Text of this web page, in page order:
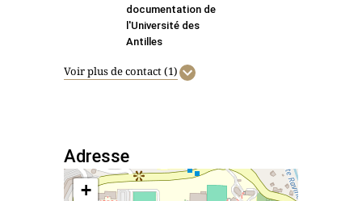
documentation de
l'Université des
Antilles
Voir plus de contact (1)
Adresse
+